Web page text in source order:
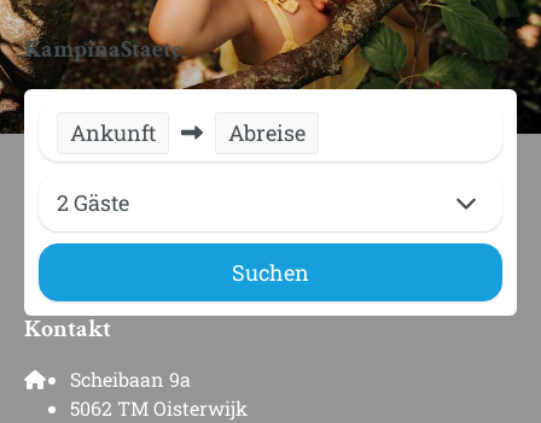
KampinaStaete
Ankunft Abreise
2 Gäste
Suchen
Bezahlen Sie sicher
Kontakt
Scheibaan 9a
5062 TM Oisterwijk